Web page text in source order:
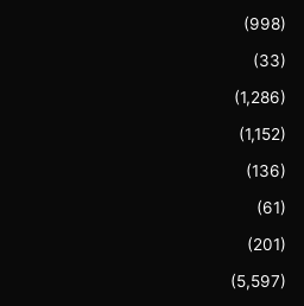
(998)
(33)
(1,286)
(1,152)
(136)
(61)
(201)
(5,597)